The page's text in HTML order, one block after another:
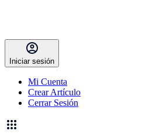
Iniciar sesión
Mi Cuenta
Crear Artículo
Cerrar Sesión